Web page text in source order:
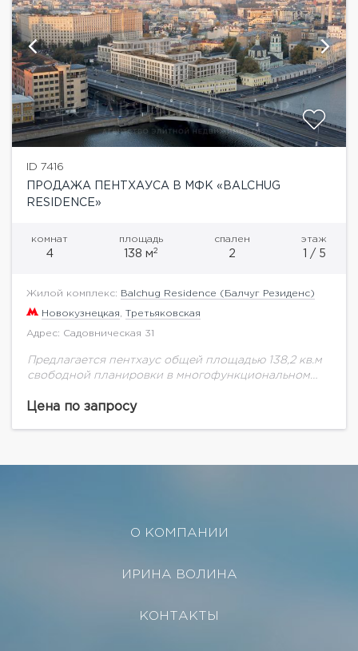
ID 7416
ПРОДАЖА ПЕНТХАУСА В МФК «BALCHUG
RESIDENCE»
комнат
4
площадь
138 м2
спален
2
этаж
1 / 5
Жилой комплекс: Balchug Residence (Балчуг Резиденс)
Новокузнецкая Третьяковская
Адрес: Садовническая 31
Предлагается пентхаус общей площадью 138,2 кв.м
свободной планировки в многофункциональном
Прекрасные видовые характеристики на
Цена по запросу
О КОМПАНИИ
ИРИНА ВОЛИНА
КОНТАКТЫ